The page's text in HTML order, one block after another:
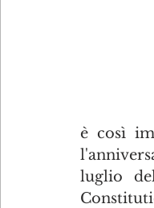
è così
luglio